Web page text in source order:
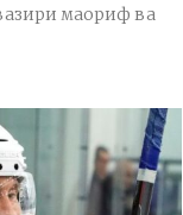
маориф ва